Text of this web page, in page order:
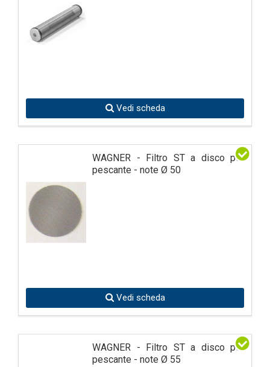
Vedi scheda
WAGNER - Filtro ST a disco per
pescante - note Ø 50
Vedi scheda
WAGNER - Filtro ST a disco per
pescante - note Ø 55